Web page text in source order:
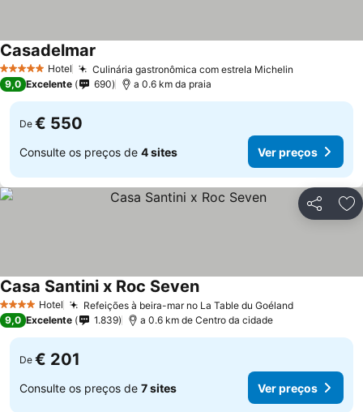
5 Estrelas Hotel Culinária gastronômica com estrela Michelin
Casadelmar
9,0 Excelente 690 a 0.6 km da praia
De € 550
Consulte os preços de 4 sites Ver preços
Partilhar
4 EstrelasHotel Refeições à beira-mar no La Table du Goéland
Casa Santini x Roc Seven
9,0 Excelente 1.839 a 0.6 km de Centro da cidade
De € 201
Consulte os preços de 7 sites Ver preços